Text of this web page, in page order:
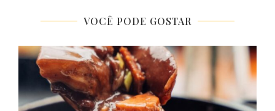
VOCÊ PODE GOSTAR